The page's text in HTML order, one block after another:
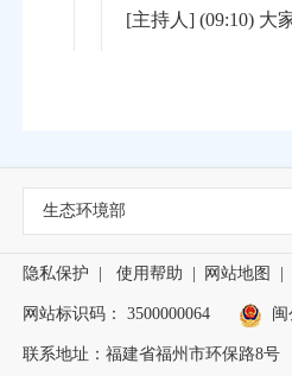
[主持人] (09:10) 大
[刘春新处长]
喇叭；在城市市区
活的环境噪声；商
生态环境部
隐私保护 使用帮助 网站地图
网站标识码： 3500000064 闽
联系地址：福建省福州市环保路8号